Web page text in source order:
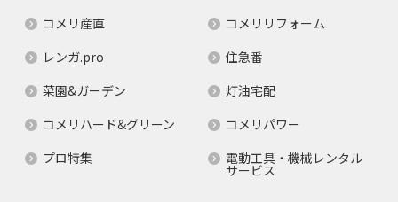
コメリ産直
コメリリフォーム
レンガ.pro
住急番
菜園&ガーデン
灯油宅配
コメリハード&グリーン
コメリパワー
プロ特集
電動工具・機械レンタル
サービス